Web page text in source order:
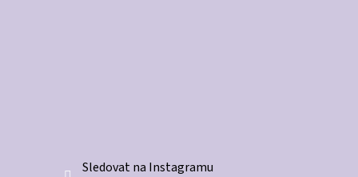
Sledovat na Instagramu